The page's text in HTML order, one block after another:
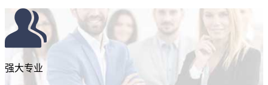
强大专业